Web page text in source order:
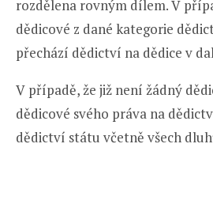
rozdělena rovným dílem. V
dědicové z dané kategorie
přechází dědictví na dědice v
V případě, že již není žádný
dědicové svého práva na
dědictví státu včetně všech